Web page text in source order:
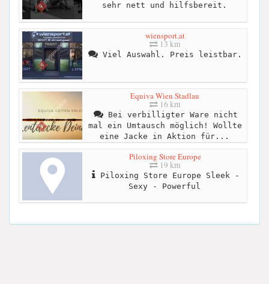
sehr nett und hilfsbereit.
wiensport.at
13 km
Viel Auswahl. Preis leistbar.
Equiva Wien Stadlau
16 km
Bei verbilligter Ware nicht
mal ein Umtausch möglich! Wollte
eine Jacke in Aktion für...
Piloxing Store Europe
19 km
Piloxing Store Europe Sleek -
Sexy - Powerful